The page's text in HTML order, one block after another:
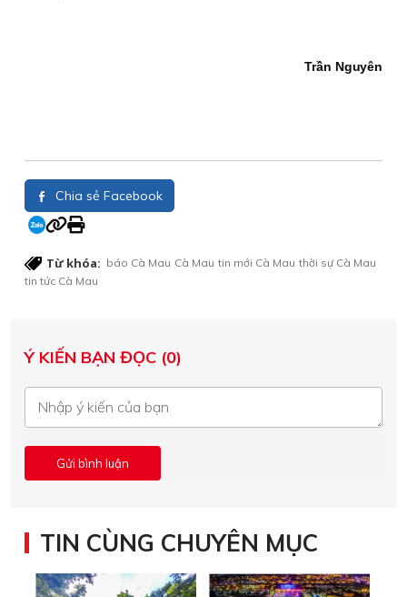
Trần Nguyên
Chia sẻ Facebook
Từ khóa: báo Cà Mau Cà Mau tin mới Cà Mau thời sự Cà Mau
tin tức Cà Mau
Ý KIẾN BẠN ĐỌC (0)
TIN CÙNG CHUYÊN MỤC